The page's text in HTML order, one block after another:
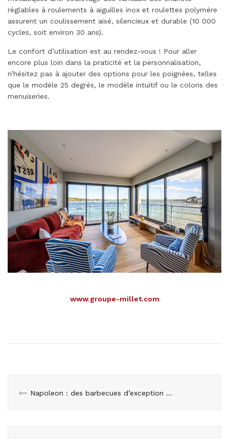
réglables à roulements à aiguilles inox et roulettes polymère
assurent un coulissement aisé, silencieux et durable (10 000
cycles, soit environ 30 ans).
Le confort d’utilisation est au rendez-vous ! Pour aller
encore plus loin dans la praticité et la personnalisation,
n’hésitez pas à ajouter des options pour les poignées, telles
que le modèle 25 degrés, le modèle intuitif ou le coloris des
menuiseries.
www.groupe-millet.com
Napoleon : des barbecues d’exception pour les fins gourmets